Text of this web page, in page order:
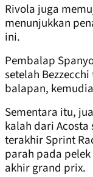
Rivola juga
menunjukkan
ini.
Pembalap
setelah
balapan,
Sementara itu,
kalah dari
terakhir Sprint
parah pada
akhir grand prix.